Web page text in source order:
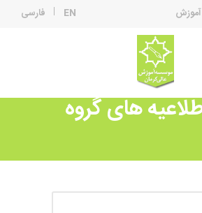
فارسی EN آموزش
های گروه